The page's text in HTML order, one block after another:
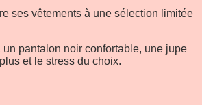
ses vêtements à une sélection limitée
pantalon noir confortable, une jupe
et le stress du choix.